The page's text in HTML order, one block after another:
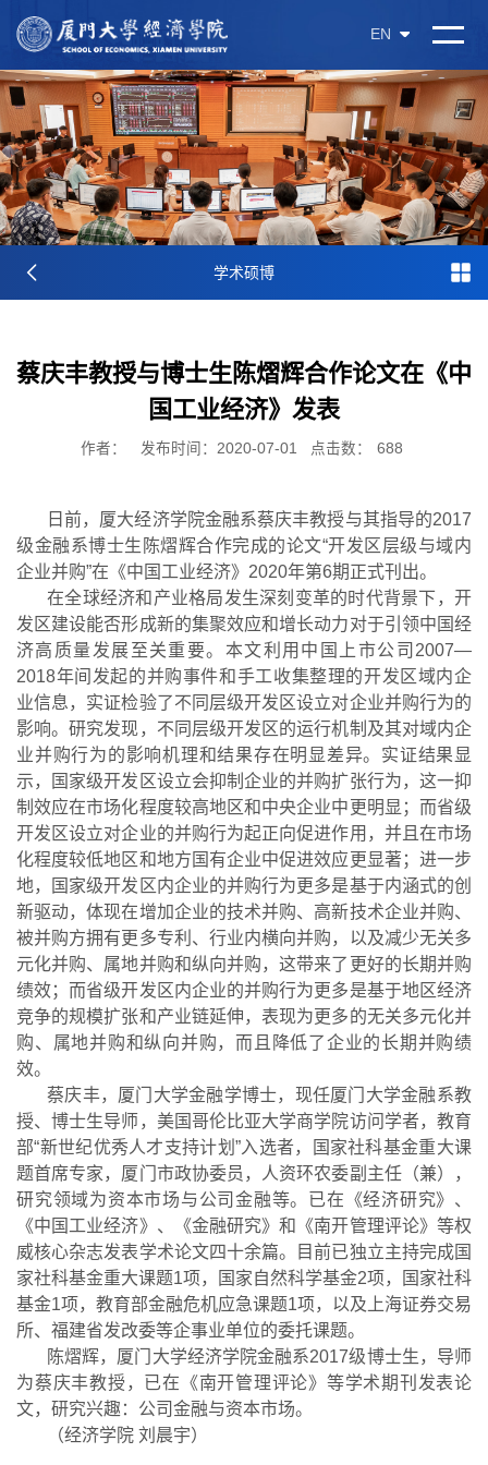
EN
学术硕博
蔡庆丰教授与博士生陈熠辉合作论文在《中
国工业经济》发表
作者： 发布时间：2020-07-01 点击数： 688
日前，厦大经济学院金融系蔡庆丰教授与其指导的2017
级金融系博士生陈熠辉合作完成的论文“开发区层级与域内
企业并购”在《中国工业经济》 2020年第6期正式刊出。
在全球经济和产业格局发生深刻变革的时代背景下，开
发区建设能否形成新的集聚效应和增长动力对于引领中国经
济高质量发展至关重要。本文利用中国上市公司 2007—
2018年间发起的并购事件和手工收集整理的开发区域内企
业信息，实证检验了不同层级开发区设立对企业并购行为的
影响。研究发现，不同层级开发区的运行机制及其对域内企
业并购行为的影响机理和结果存在明显差异。实证结果显
示，国家级开发区设立会抑制企业的并购扩张行为，这一抑
制效应在市场化程度较高地区和中央企业中更明显；而省级
开发区设立对企业的并购行为起正向促进作用，并且在市场
化程度较低地区和地方国有企业中促进效应更显著；进一步
地，国家级开发区内企业的并购行为更多是基于内涵式的创
新驱动，体现在增加企业的技术并购、高新技术企业并购、
被并购方拥有更多专利、行业内横向并购，以及减少无关多
元化并购、属地并购和纵向并购，这带来了更好的长期并购
绩效；而省级开发区内企业的并购行为更多是基于地区经济
竞争的规模扩张和产业链延伸，表现为更多的无关多元化并
购、属地并购和纵向并购，而且降低了企业的长期并购绩
效。
蔡庆丰，厦门大学金融学博士，现任厦门大学金融系教
授、博士生导师，美国哥伦比亚大学商学院访问学者，教育
部“新世纪优秀人才支持计划”入选者，国家社科基金重大课
题首席专家，厦门市政协委员，人资环农委副主任（兼），
研究领域为资本市场与公司金融等。已在《经济研究》、
《中国工业经济》、《金融研究》和《南开管理评论》等权
威核心杂志发表学术论文四十余篇。目前已独立主持完成国
家社科基金重大课题1项，国家自然科学基金2项，国家社科
基金1项，教育部金融危机应急课题1项，以及上海证券交易
所、福建省发改委等企事业单位的委托课题。
陈熠辉，厦门大学经济学院金融系2017级博士生，导师
为蔡庆丰教授，已在《南开管理评论》等学术期刊发表论
文，研究兴趣：公司金融与资本市场。
（经济学院 刘晨宇）